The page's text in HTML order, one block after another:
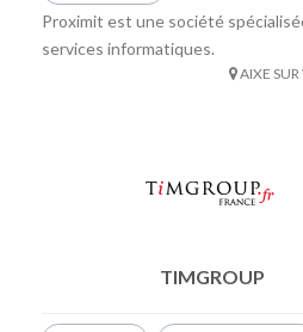
Proximit est une société
services informatiques.
AIXE
TIMGROUP